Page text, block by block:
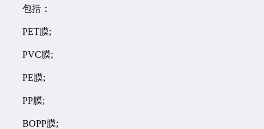
包括：
PET膜;
PVC膜;
PE膜;
PP膜;
BOPP膜;